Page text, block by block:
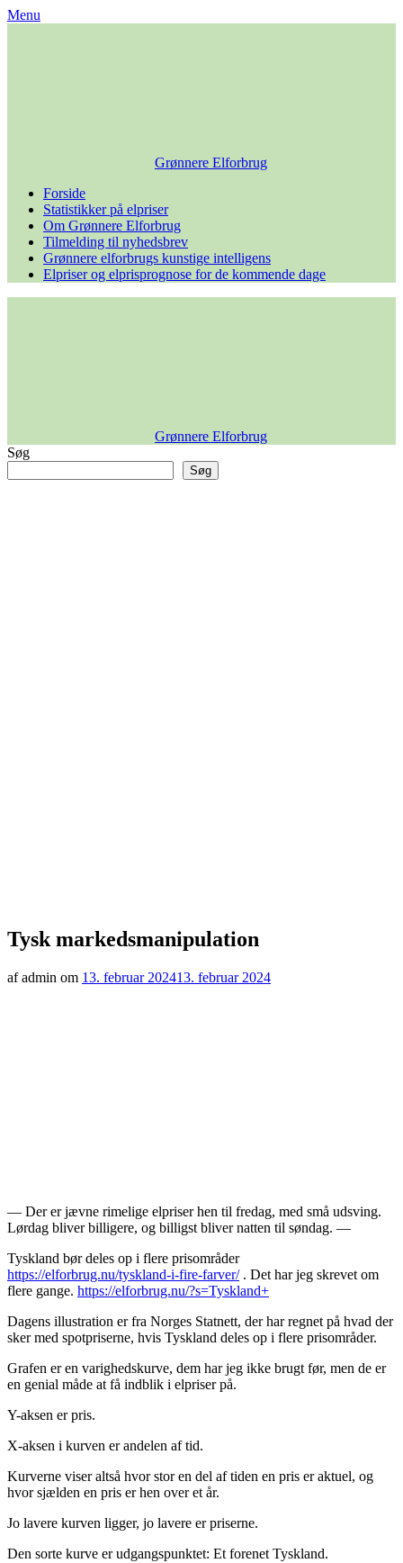
Skip
Menu
Grønnere Elforbrug
Forside
Statistikker på elpriser
Om Grønnere Elforbrug
Tilmelding til nyhedsbrev
Grønnere elforbrugs kunstige intelligens
Elpriser og elprisprognose for de kommende dage
Grønnere Elforbrug
Søg
Søg
Tysk markedsmanipulation
af admin om 13. februar 202413. februar 2024
— Der er jævne rimelige elpriser hen til fredag, med små udsving.
Lørdag bliver billigere, og billigst bliver natten til søndag. —
Tyskland bør deles op i flere prisområder
https://elforbrug.nu/tyskland-i-fire-farver/. Det har jeg skrevet om
flere gange. https://elforbrug.nu/?s=Tyskland+
Dagens illustration er fra Norges Statnett, der har regnet på hvad der
sker med spotpriserne, hvis Tyskland deles op i flere prisområder.
Grafen er en varighedskurve, dem har jeg ikke brugt før, men de er
en genial måde at få indblik i elpriser på.
Y-aksen er pris.
X-aksen i kurven er andelen af tid.
Kurverne viser altså hvor stor en del af tiden en pris er aktuel, og
hvor sjælden en pris er hen over et år.
Jo lavere kurven ligger, jo lavere er priserne.
Den sorte kurve er udgangspunktet: Et forenet Tyskland.